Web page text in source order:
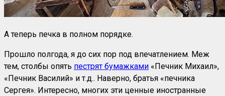
А теперь печка в полном порядке.
Прошло полгода, я до сих пор под впечатлением. Меж
тем, столбы опять пестрят бумажками «Печник Михаил»,
«Печник Василий» и т.д.. Наверно, братья «печника
Сергея». Интересно, многих эти ценные иностранные